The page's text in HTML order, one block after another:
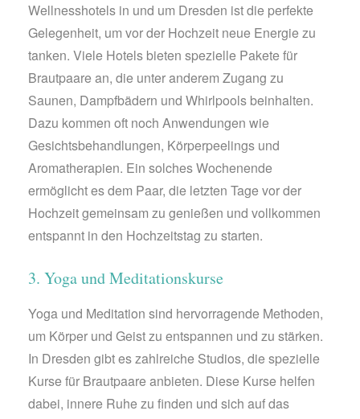
Wellnesshotels in und um Dresden ist die perfekte
Gelegenheit, um vor der Hochzeit neue Energie zu
tanken. Viele Hotels bieten spezielle Pakete für
Brautpaare an, die unter anderem Zugang zu
Saunen, Dampfbädern und Whirlpools beinhalten.
Dazu kommen oft noch Anwendungen wie
Gesichtsbehandlungen, Körperpeelings und
Aromatherapien. Ein solches Wochenende
ermöglicht es dem Paar, die letzten Tage vor der
Hochzeit gemeinsam zu genießen und vollkommen
entspannt in den Hochzeitstag zu starten.
3. Yoga und Meditationskurse
Yoga und Meditation sind hervorragende Methoden,
um Körper und Geist zu entspannen und zu stärken.
In Dresden gibt es zahlreiche Studios, die spezielle
Kurse für Brautpaare anbieten. Diese Kurse helfen
dabei, innere Ruhe zu finden und sich auf das